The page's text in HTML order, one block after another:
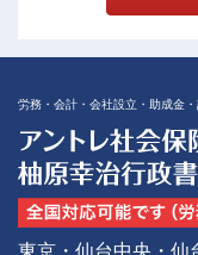
労務・会計・会社設立・助成金
東京・仙台中央・仙